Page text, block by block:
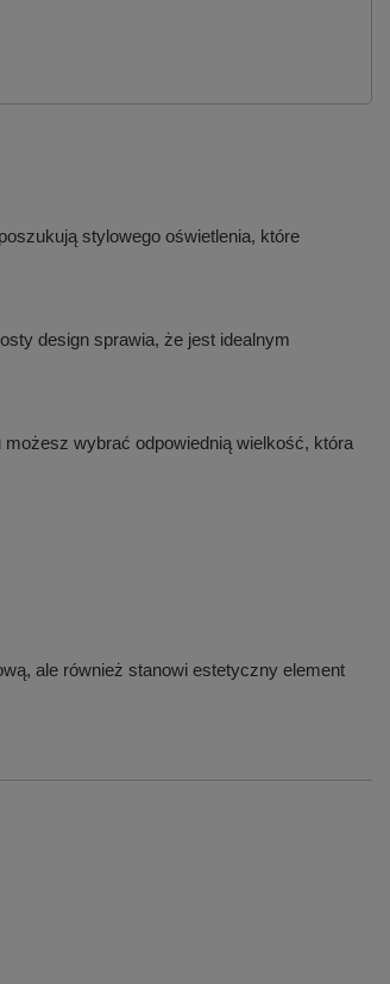
stylowego oświetlenia, które
design sprawia, że jest idealnym
wybrać odpowiednią wielkość, która
ale również stanowi estetyczny element